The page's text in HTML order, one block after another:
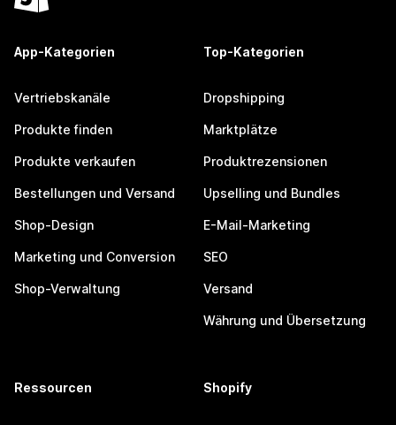
App-Kategorien
Vertriebskanäle
Produkte finden
Produkte verkaufen
Bestellungen und Versand
Shop-Design
Marketing und Conversion
Shop-Verwaltung
Top-Kategorien
Dropshipping
Marktplätze
Produktrezensionen
Upselling und Bundles
E-Mail-Marketing
SEO
Versand
Währung und Übersetzung
Ressourcen Shopify